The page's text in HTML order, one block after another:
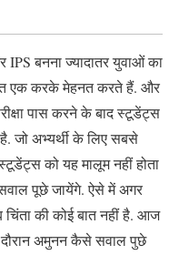
बनना ज्यादातर युवाओं का
एक करके मेहनत करते हैं. और
पास करने के बाद स्टूडेंट्स
जो अभ्यर्थी के लिए सबसे
को यह मालूम नहीं होता
पूछे जायेंगे. ऐसे में अगर
की कोई बात नहीं है. आज
अमुनन कैसे सवाल पुछे